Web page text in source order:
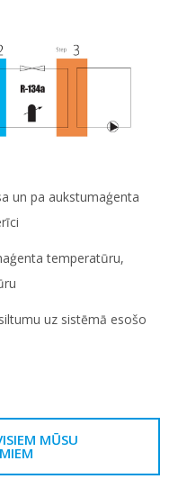
un pa aukstumaģenta
temperatūru,
uz sistēmā esošo
MŪSU